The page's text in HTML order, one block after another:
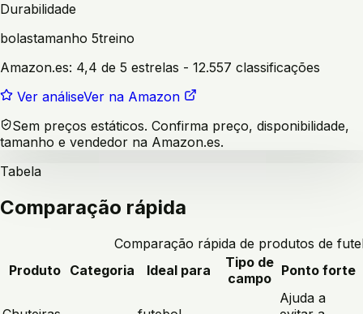
Durabilidade
bolastamanho 5treino
Amazon.es: 4,4 de 5 estrelas - 12.557 classificações
Ver análiseVer na Amazon
Sem preços estáticos. Confirma preço, disponibilidade,
tamanho e vendedor na Amazon.es.
Tabela
Comparação rápida
Comparação rápida de produtos de
Produto
Categoria Ideal para
Tipo de
campo
Ponto forte
Ajuda a